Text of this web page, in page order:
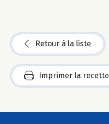
Retour à la liste
Imprimer la recette